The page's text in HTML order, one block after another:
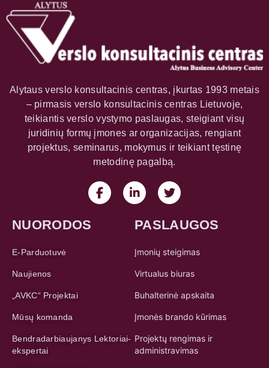
Alytaus verslo konsultacinis centras, įkurtas 1993 metais
– pirmasis verslo konsultacinis centras Lietuvoje,
teikiantis verslo vystymo paslaugas, steigiant visų
juridinių formų įmones ar organizacijas, rengiant
projektus, seminarus, mokymus ir teikiant tęstinę
metodinę pagalbą.
NUORODOS
E-Parduotuvė
Naujienos
„AVKC“ Projektai
Mūsų komanda
Bendradarbiaujanys Lektoriai-
ekspertai
PASLAUGOS
Įmonių steigimas
Virtualus biuras
Buhalterinė apskaita
Įmonės brando kūrimas
Projektų rengimas ir
administravimas